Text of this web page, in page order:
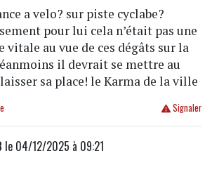
a velo? sur piste cyclabe?
pour lui cela n’était pas une
vitale au vue de ces dégâts sur la
il devrait se mettre au
sa place! le Karma de la ville
Signaler
le 04/12/2025 à 09:21